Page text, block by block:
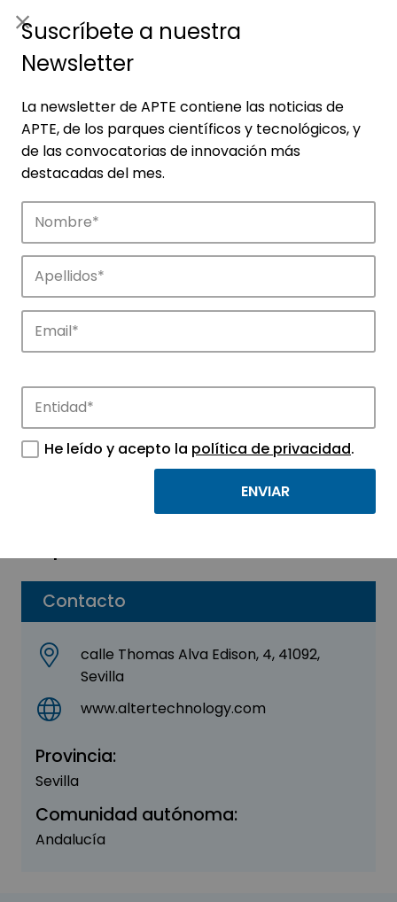
Empresas
Descubre las empresas que impulsan la
innovación en los parques de APTE.
Contacto
calle Thomas Alva Edison, 4, 41092,
Sevilla
www.altertechnology.com
Provincia:
Sevilla
Comunidad autónoma:
Andalucía
Alter Technology TÜV
Nord
ELECTRÓNICA
Suscríbete a nuestra
Newsletter
La newsletter de APTE contiene las noticias de
APTE, de los parques científicos y tecnológicos, y
de las convocatorias de innovación más
destacadas del mes.
He leído y acepto la política de privacidad.